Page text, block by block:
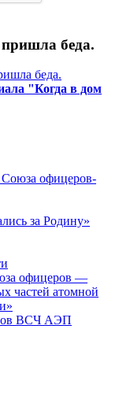
беда.
беда.
"Когда в дом
офицеров-
за Родину»
офицеров —
частей атомной
ВСЧ АЭП